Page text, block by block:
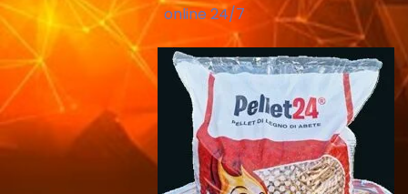
online 24/7